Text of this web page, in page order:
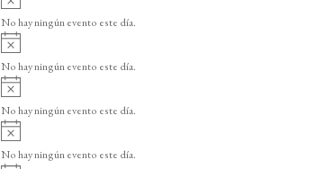
v
i
o
No hay ningún evento este día.
A
v
i
o
No hay ningún evento este día.
v
i
o
No hay ningún evento este día.
v
i
No hay ningún evento este día.